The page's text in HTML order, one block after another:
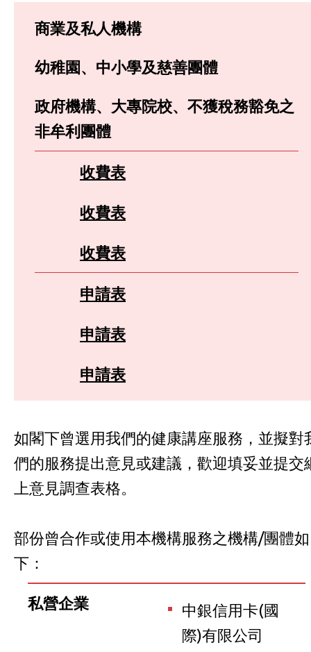
商業及私人機構
幼稚園、中小學及慈善團體
政府機構、大專院校、不獲稅務豁免之
非牟利團體
收費表
收費表
收費表
申請表
申請表
申請表
如閣下曾選用我們的健康講座服務，並擬對
們的服務提出意見或建議，歡迎填妥並提交
上意見調查表格。
部份曾合作或使用本機構服務之機構/團體如
下：
私營企業
中銀信用卡(國
際)有限公司